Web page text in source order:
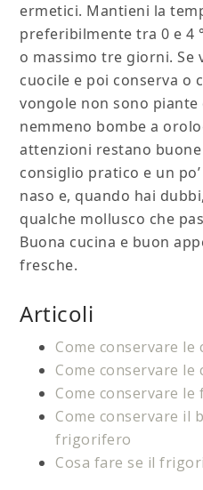
ermetici. Mantieni la
preferibilmente tra 0 e 4
o massimo tre giorni. Se
cuocile e poi conserva o
vongole non sono piante
nemmeno bombe a
attenzioni restano
consiglio pratico e un
naso e, quando hai
qualche mollusco che
Buona cucina e buon
fresche.
Articoli
Come conservare
Come conservare
Come conservare
Come conservare il
frigorifero
Cosa fare se il